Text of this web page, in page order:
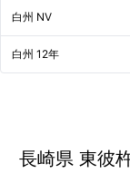
白州 NV
白州 12年
長崎県 東彼